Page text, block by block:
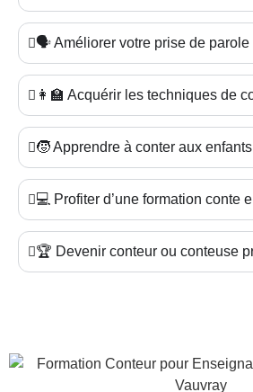
🗣️ Améliorer votre prise de parole
👩‍🏫 Acquérir les techniques de
🧒 Apprendre à conter aux
💻 Profiter d’une formation conte
🏆 Devenir conteur ou conteuse